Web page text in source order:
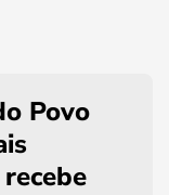
Povo